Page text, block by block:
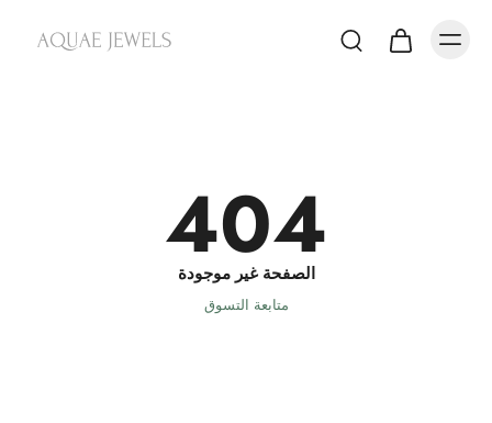
404
الصفحة غير موجودة
متابعة التسوق